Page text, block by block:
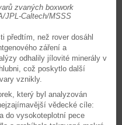
zvaných boxwork
JPL-Caltech/MSSS
předtím, než rover dosáhl
záření a
odhalily jílovité minerály v
což poskytlo další
vznikly.
který byl analyzován
vědecké cíle:
do vysokoteplotní pece